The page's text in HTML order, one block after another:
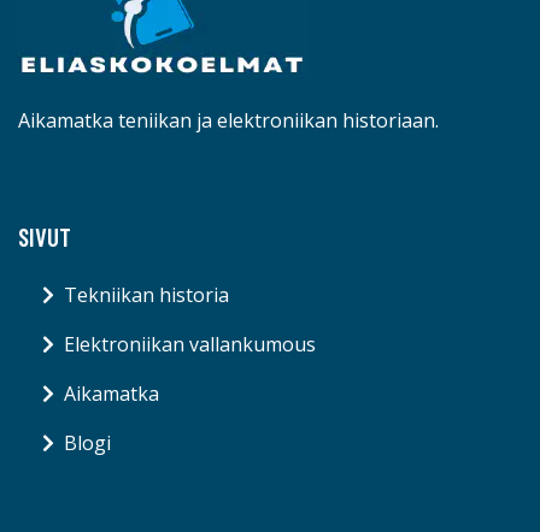
Aikamatka teniikan ja elektroniikan historiaan.
SIVUT
Tekniikan historia
Elektroniikan vallankumous
Aikamatka
Blogi